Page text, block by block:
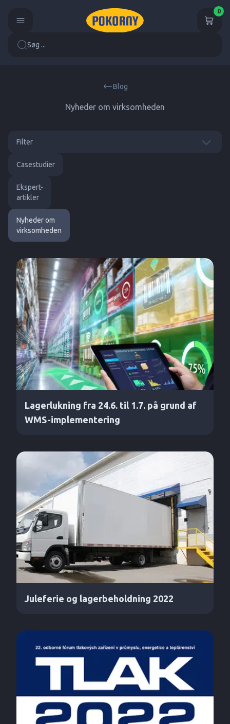
Søg ...
0
Blog
Nyheder om virksomheden
Alle
Casestudier
Ekspert-
artikler
Nyheder om
virksomheden
Filter
Lagerlukning fra 24.6. til 1.7. på grund af
WMS-implementering
Juleferie og lagerbeholdning 2022